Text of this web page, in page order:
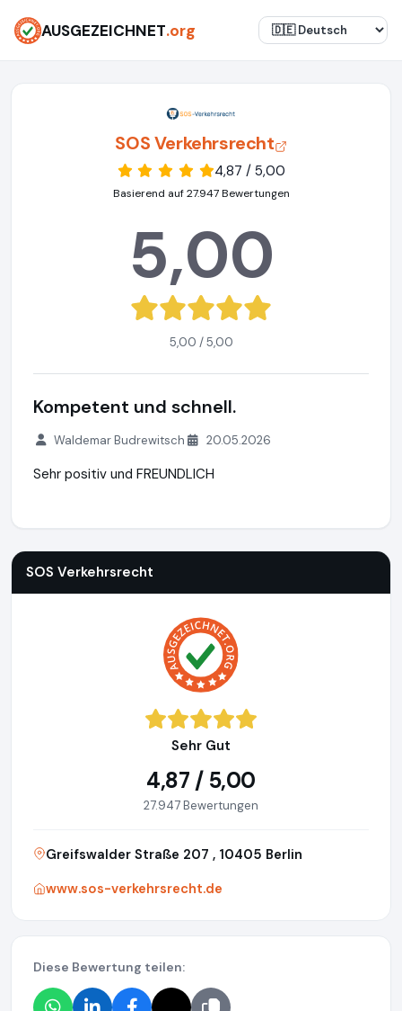
AUSGEZEICHNET.org
SOS Verkehrsrecht
4,87 / 5,00
Basierend auf 27.947 Bewertungen
5,00
5,00 / 5,00
Kompetent und schnell.
Waldemar Budrewitsch 20.05.2026
Sehr positiv und FREUNDLICH
SOS Verkehrsrecht
Sehr Gut
4,87 / 5,00
27.947 Bewertungen
Greifswalder Straße 207 , 10405 Berlin
www.sos-verkehrsrecht.de
Diese Bewertung teilen: